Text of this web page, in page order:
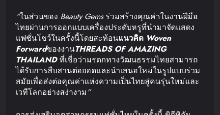
“ในส่วนของ Beauty Gemsร่วมสร้างคุณค่าในงานฝีมือ
ไทยผ่านการออกแบบเครื่องประดับหรูที่นำมาจัดแสดง
แฟชั่นโชว์ในครั้งนี้โดยสะท้อนแนวคิด Woven
ForwardของงานTHREADS OF AMAZING
THAILANDที่เชื่อว่ามรดกทางวัฒนธรรมไทยสามารถ
ได้รับการสืบสานต่อยอดและนำเสนอใหม่ในรูปแบบร่วม
สมัยเพื่อส่งต่อคุณค่าแห่งความเป็นไทยสู่คนรุ่นใหม่และ
เวทีโลกอย่างสง่างาม ”